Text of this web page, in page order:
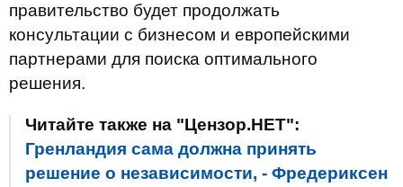
правительство будет продолжать
консультации с бизнесом и европейскими
партнерами для поиска оптимального
решения.
Читайте также на "Цензор.НЕТ":
Гренландия сама должна принять
решение о независимости, - Фредериксен